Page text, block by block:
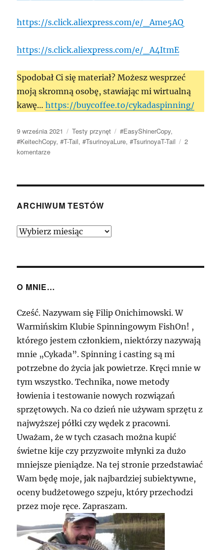
https://s.click.aliexpress.com/e/_Ame5AQ
https://s.click.aliexpress.com/e/_A4ItmE
Spodobał Ci się materiał? Możesz wesprzeć
moją skromną osobę, stawiając mi wirtualną
kawę…https://buycoffee.to/cykadaspinning/
Data
publikacji
9 września 2021 Kategorie
Testy przynęt Tagi
#EasyShinerCopy,
#KeitechCopy,#T-Tail,#TsurinoyaLure,#TsurinoyaT-Tail
2
komentarzedo
Tail
Udana
na
temat
ARCHIWUM TESTÓW
Archiwum
O MNIE…
Cześć. Nazywam się Filip Onichimowski. W
Warmińskim Klubie Spinningowym FishOn! ,
którego jestem członkiem, niektórzy nazywają
mnie „Cykada”. Spinning i casting są mi
potrzebne do życia jak powietrze. Kręci mnie w
tym wszystko. Technika, nowe metody
łowienia i testowanie nowych rozwiązań
sprzętowych. Na co dzień nie używam sprzętu z
najwyższej półki czy wędek z pracowni.
Uważam, że w tych czasach można kupić
świetne kije czy przyzwoite młynki za dużo
mniejsze pieniądze. Na tej stronie przedstawiać
Wam będę moje, jak najbardziej subiektywne,
oceny budżetowego szpeju, który przechodzi
przez moje ręce. Zapraszam.